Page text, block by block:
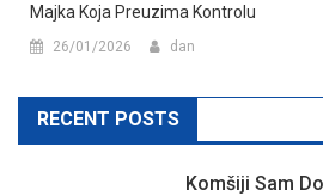
Majka Koja Preuzima Kontrolu
26/01/2026 dan
RECENT POSTS
Komšiji Sam